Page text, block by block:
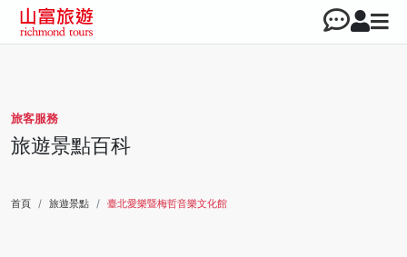
旅客服務
旅遊景點百科
首頁 旅遊景點 臺北愛樂暨梅哲音樂文化館